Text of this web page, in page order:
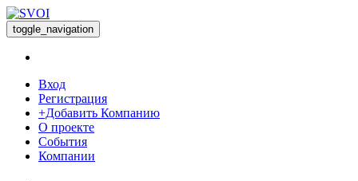
toggle_navigation
Вход
Регистрация
+Добавить Компанию
О проекте
События
Компании